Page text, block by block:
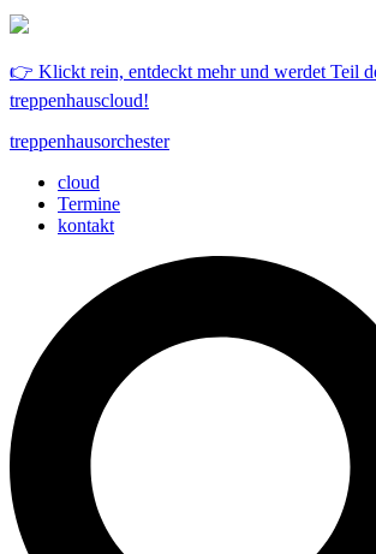
👉 Klickt rein, entdeckt mehr und werdet Teil
treppenhauscloud!
treppenhausorchester
cloud
Termine
kontakt